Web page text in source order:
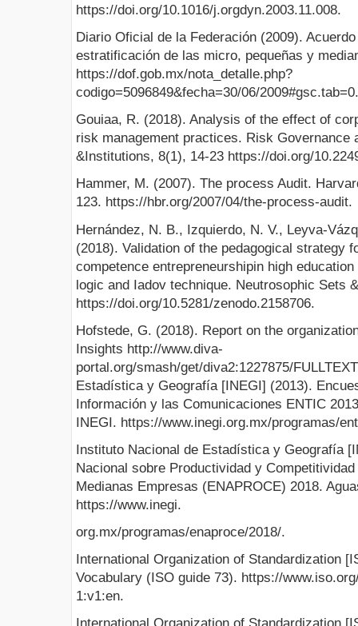
https://doi.org/10.1016/j.orgdyn.2003.11.008.
Diario Oficial de la Federación (2009).
estratificación de las micro, pequeñas y
https://dof.gob.mx/nota_detalle.php?
codigo=5096849&fecha=30/06/2009#gsc.tab=0.
Gouiaa, R. (2018). Analysis of the effect of
risk management practices. Risk Governance
&Institutions, 8(1), 14-23 https://doi.org/
Hammer, M. (2007). The process Audit.
123. https://hbr.org/2007/04/the-process-audit.
Hernández, N. B., Izquierdo, N. V., Leyva-
(2018). Validation of the pedagogical strategy
competence entrepreneurshipin high
logic and Iadov technique. Neutrosophic Sets
https://doi.org/10.5281/zenodo.2158706.
Hofstede, G. (2018). Report on the
Insights http://www.diva-
portal.org/smash/get/diva2:1227875/
Estadística y Geografía [INEGI] (2013).
Información y las Comunicaciones ENTIC
INEGI. https://www.inegi.org.mx/programas/
Instituto Nacional de Estadística y Geografía
Nacional sobre Productividad y
Medianas Empresas (ENAPROCE) 2018.
https://www.inegi.
org.mx/programas/enaproce/2018/.
International Organization of Standardization
Vocabulary (ISO guide 73). https://
1:v1:en.